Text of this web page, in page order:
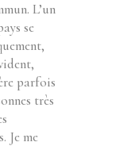
L’un
se
parfois
très
Je me